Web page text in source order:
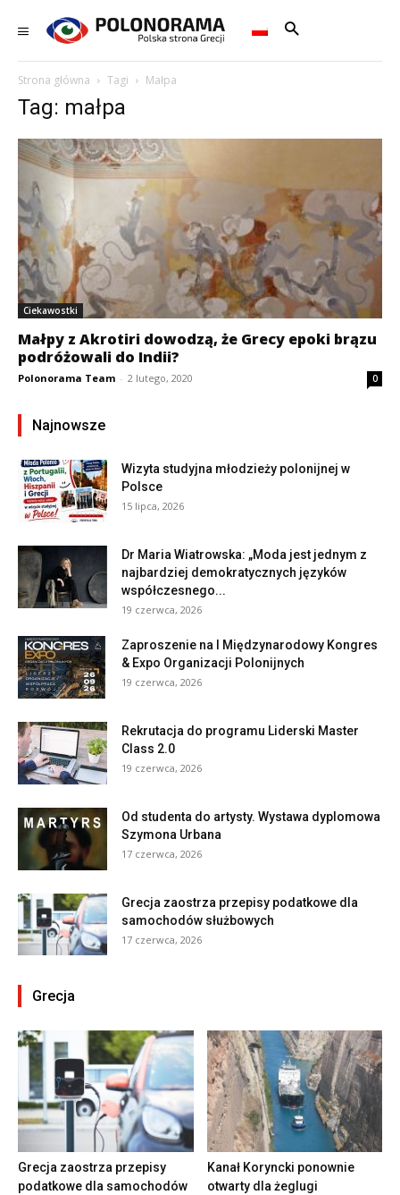
Strona główna Tagi Małpa
Tag: małpa
Ciekawostki
Małpy z Akrotiri dowodzą, że Grecy epoki brązu
podróżowali do Indii?
Polonorama Team - 2 lutego, 2020 0
Najnowsze
Wizyta studyjna młodzieży polonijnej w
Polsce
15 lipca, 2026
Dr Maria Wiatrowska: „Moda jest jednym z
najbardziej demokratycznych języków
współczesnego...
19 czerwca, 2026
Zaproszenie na I Międzynarodowy Kongres
& Expo Organizacji Polonijnych
19 czerwca, 2026
Rekrutacja do programu Liderski Master
Class 2.0
19 czerwca, 2026
Od studenta do artysty. Wystawa dyplomowa
Szymona Urbana
17 czerwca, 2026
Grecja zaostrza przepisy podatkowe dla
samochodów służbowych
17 czerwca, 2026
Grecja
Grecja zaostrza przepisy
podatkowe dla samochodów
Kanał Koryncki ponownie
otwarty dla żeglugi